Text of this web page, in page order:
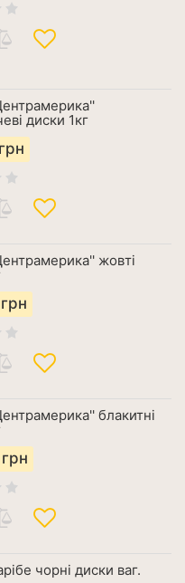
диски 1кг
грн
жовті
грн
блакитні
грн
чорні диски ваг.